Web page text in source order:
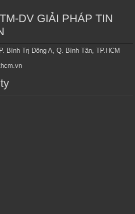
DV GIẢI PHÁP TIN
Bình Trị Đông A, Q. Bình Tân, TP.HCM